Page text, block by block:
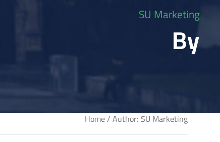
SU Marketing
By
Home/ Author: SU Marketing